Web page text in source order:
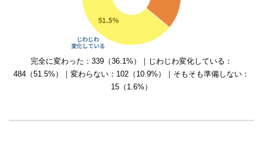
完全に変わった：339（36.1%）｜じわじわ変化している：
484（51.5%）｜変わらない：102（10.9%）｜そもそも準備しない：
15（1.6%）